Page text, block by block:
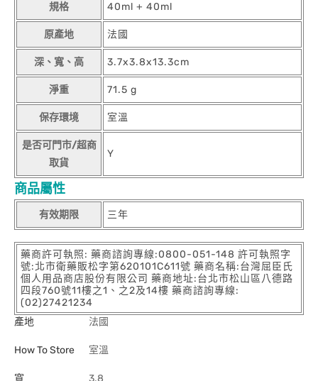
規格 40ml + 40ml
原產地 法國
深、寬、高 3.7x3.8x13.3cm
淨重 71.5 g
保存環境 室溫
是否可門市/超商
取貨
Y
商品屬性
有效期限 三年
藥商許可執照: 藥商諮詢專線:0800-051-148 許可執照字
號:北市衛藥販松字第620101C611號 藥商名稱:台灣屈臣氏
個人用品商店股份有限公司 藥商地址:台北市松山區八德路
四段760號11樓之1、之2及14樓 藥商諮詢專線:
(02)27421234
產地
法國
How To Store 室溫
寬 3.8